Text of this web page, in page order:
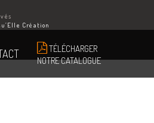
TÉLÉCHARGER
NOTRE CATALOGUE
Création